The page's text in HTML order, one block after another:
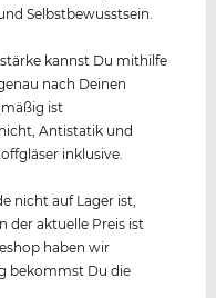
Selbstbewusstsein.
kannst Du mithilfe
nach Deinen
ist
Antistatik und
inklusive.
nicht auf Lager ist,
der aktuelle Preis ist
haben wir
bekommst Du die